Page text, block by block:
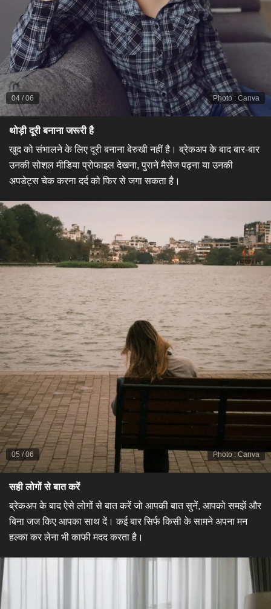
Photo: Canva
04 /06
​थोड़ी दूरी बनाना जरूरी है​
खुद को संभालने के लिए दूरी बनाना बेरुखी नहीं है। ब्रेकअप के बाद बार-बार
उनकी सोशल मीडिया प्रोफाइल देखना, पुराने मैसेज पढ़ना या उनकी
अपडेट्स चेक करना दर्द को फिर से जगा सकता है।
Photo : Canva
05 /06
​सही लोगों से बात करें​
ब्रेकअप के बाद ऐसे लोगों से बात करें जो आपकी बात सुनें, आपको समझें और
बिना जज किए आपका साथ दें। कई बार सिर्फ किसी के सामने अपना मन
हल्का कर लेना भी काफी मदद करता है।